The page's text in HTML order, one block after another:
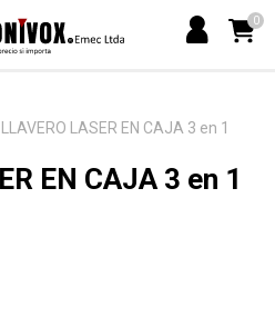
0
LLAVERO LASER EN CAJA 3 en 1
EN CAJA 3 en 1